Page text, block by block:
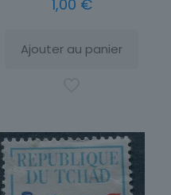
1,00 €
Ajouter au panier